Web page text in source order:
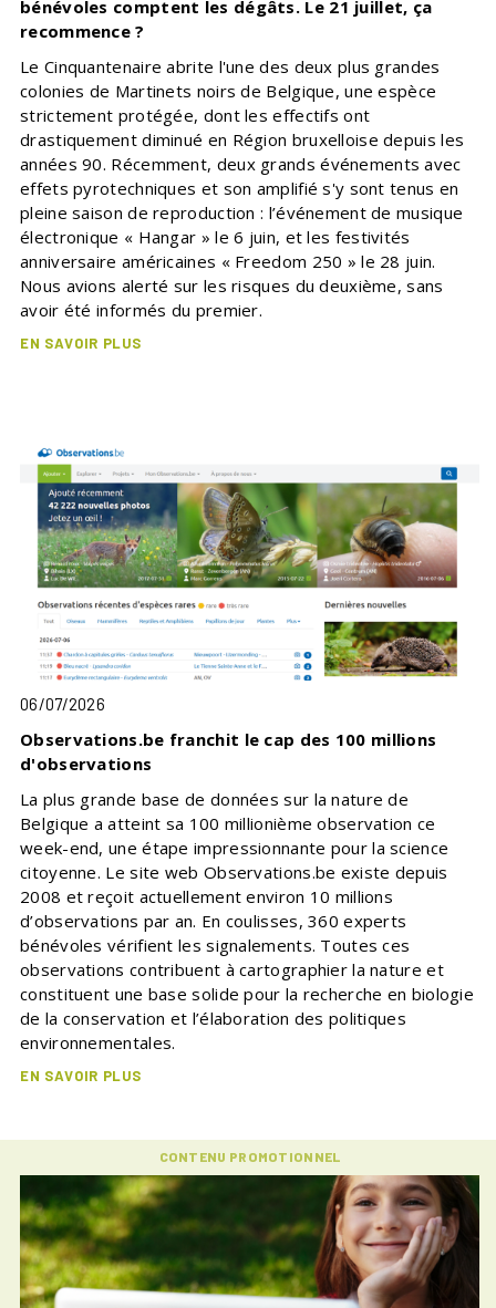
bénévoles comptent les dégâts. Le 21 juillet, ça
recommence ?
Le Cinquantenaire abrite l'une des deux plus grandes
colonies de Martinets noirs de Belgique, une espèce
strictement protégée, dont les effectifs ont
drastiquement diminué en Région bruxelloise depuis les
années 90. Récemment, deux grands événements avec
effets pyrotechniques et son amplifié s'y sont tenus en
pleine saison de reproduction : l’événement de musique
électronique « Hangar » le 6 juin, et les festivités
anniversaire américaines « Freedom 250 » le 28 juin.
Nous avions alerté sur les risques du deuxième, sans
avoir été informés du premier.
EN SAVOIR PLUS
06/07/2026
Observations.be franchit le cap des 100 millions
d'observations
La plus grande base de données sur la nature de
Belgique a atteint sa 100 millionième observation ce
week-end, une étape impressionnante pour la science
citoyenne. Le site web Observations.be existe depuis
2008 et reçoit actuellement environ 10 millions
d’observations par an. En coulisses, 360 experts
bénévoles vérifient les signalements. Toutes ces
observations contribuent à cartographier la nature et
constituent une base solide pour la recherche en biologie
de la conservation et l’élaboration des politiques
environnementales.
EN SAVOIR PLUS
CONTENU PROMOTIONNEL